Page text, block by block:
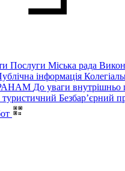
Послуги Міська рада
інформація
До уваги внутрішньо
Безбар’єрний